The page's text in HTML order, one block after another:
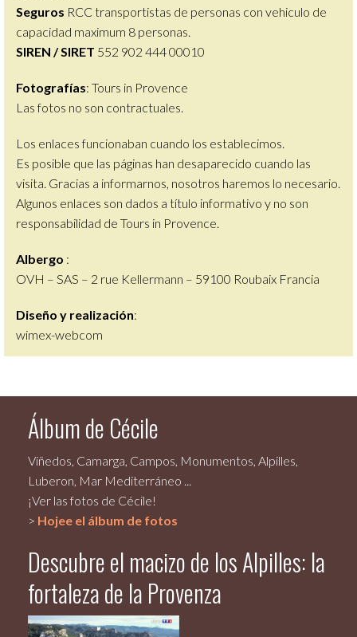
Seguros RCC transportistas de personas con vehiculo de
capacidad maximum 8 personas.
SIREN / SIRET 552 902 444 00010
Fotografías: Tours in Provence
Las fotos no son contractuales.
Los enlaces funcionaban cuando los establecimos.
Es posible que las páginas han desaparecido cuando las
visita. Gracias a informarnos, nosotros haremos lo necesario.
Algunos enlaces son dados a título informativo y no son
responsabilidad de Tours in Provence.
Albergo :
OVH – SAS – 2 rue Kellermann – 59100 Roubaix Francia
Diseño y realización:
wimex-webcom
Álbum de Cécile
Viñedos, Camarga, Campos, Monumentos, Alpilles,
Luberon, Mar Mediterráneo ...
¡Ver las fotos de Cécile!
> Hojee el álbum de fotos
Descubre el macizo de los Alpilles: la
fortaleza de la Provenza